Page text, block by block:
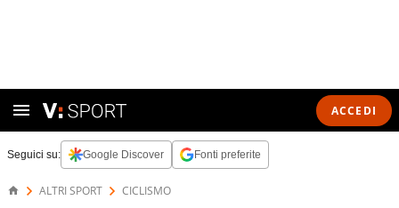
ACCEDI
Seguici su: Google Discover Fonti preferite
ALTRI SPORT CICLISMO